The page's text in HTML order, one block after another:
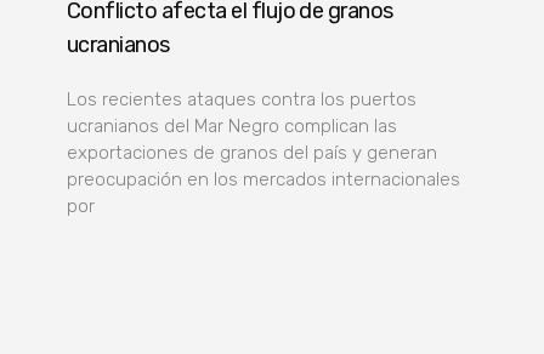
Conflicto afecta el flujo de granos
ucranianos
Los recientes ataques contra los puertos
ucranianos del Mar Negro complican las
exportaciones de granos del país y generan
preocupación en los mercados internacionales
por